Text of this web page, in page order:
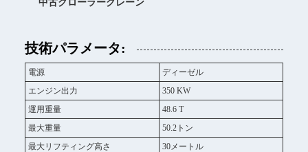
中古クローラークレーン
技術パラメータ:
電源
ディーゼル
エンジン出力
350 KW
運用重量
48.6 T
最大重量
50.2トン
最大リフティング高さ
30メートル